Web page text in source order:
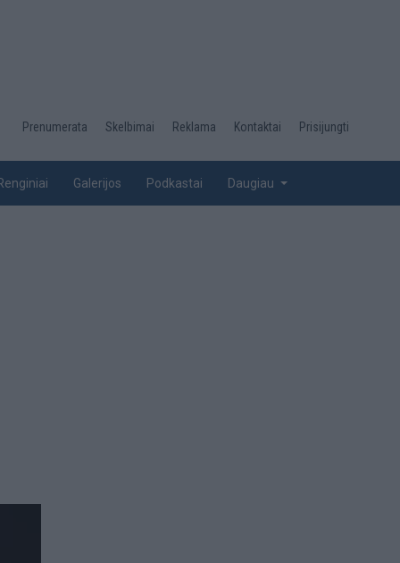
Desktop
top
Prenumerata Skelbimai Reklama Kontaktai Prisijungti
Galerijos Podkastai Daugiau